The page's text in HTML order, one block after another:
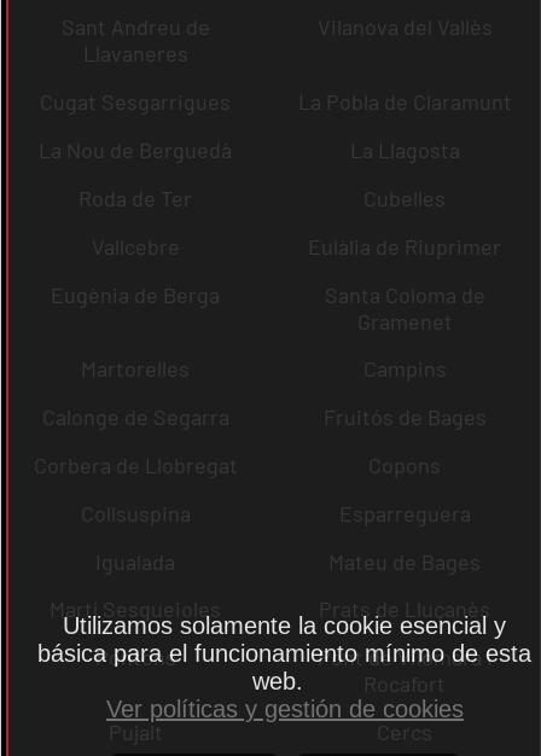
Sant Andreu de
Llavaneres
Vilanova del Vallès
Cugat Sesgarrigues
La Pobla de Claramunt
La Nou de Berguedà
La Llagosta
Roda de Ter
Cubelles
Vallcebre
Eulàlia de Riuprimer
Eugènia de Berga
Santa Coloma de
Gramenet
Martorelles
Campins
Calonge de Segarra
Fruitós de Bages
Corbera de Llobregat
Copons
Collsuspina
Esparreguera
Igualada
Mateu de Bages
Martí Sesgueioles
Prats de Lluçanès
Pontons
Pont de Vilomara i
Rocafort
Pujalt
Cercs
Utilizamos solamente la cookie esencial y
básica para el funcionamiento mínimo de esta
web.
Ver políticas y gestión de cookies